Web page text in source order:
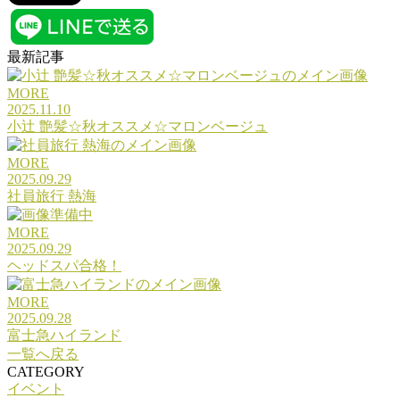
最新記事
MORE
2025.11.10
小辻 艶髪☆秋オススメ☆マロンベージュ
MORE
2025.09.29
社員旅行 熱海
MORE
2025.09.29
ヘッドスパ合格！
MORE
2025.09.28
富士急ハイランド
一覧へ戻る
CATEGORY
イベント